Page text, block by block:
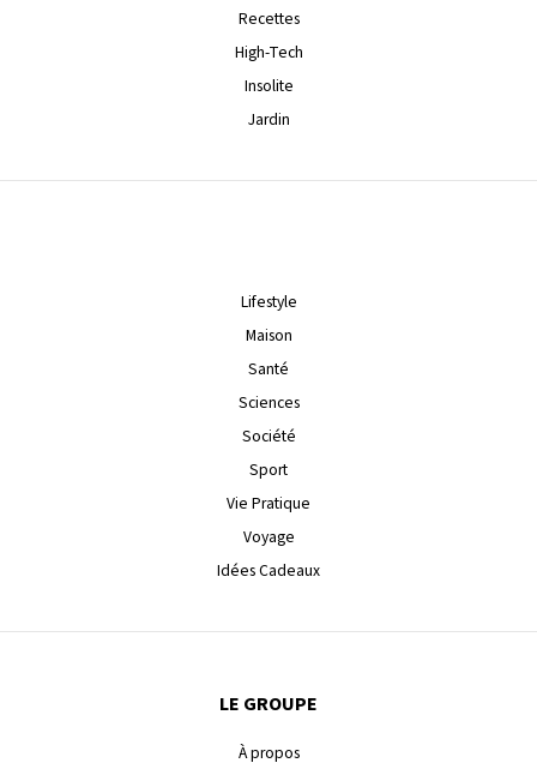
Recettes
High-Tech
Insolite
Jardin
Lifestyle
Maison
Santé
Sciences
Société
Sport
Vie Pratique
Voyage
Idées Cadeaux
LE GROUPE
À propos